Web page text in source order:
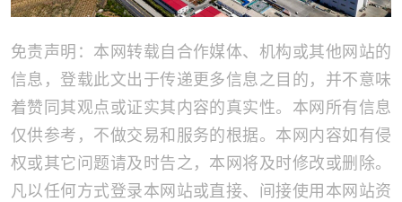
免责声明：本网转载自合作媒体、机构或其他网站的
信息，登载此文出于传递更多信息之目的，并不意味
着赞同其观点或证实其内容的真实性。本网所有信息
仅供参考，不做交易和服务的根据。本网内容如有侵
权或其它问题请及时告之，本网将及时修改或删除。
凡以任何方式登录本网站或直接、间接使用本网站资